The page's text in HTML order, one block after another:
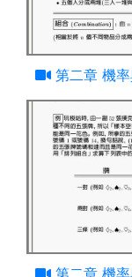
第二章 機
第二章 機